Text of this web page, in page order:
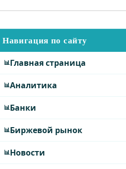
Навигация по сайту
Главная страница
Аналитика
Банки
Биржевой рынок
Новости